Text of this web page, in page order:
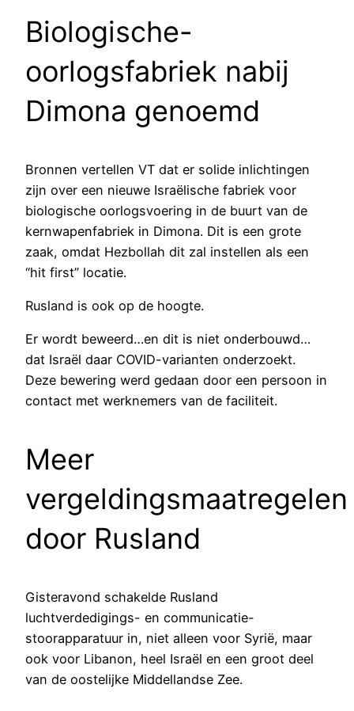
Biologische-
oorlogsfabriek nabij
Dimona genoemd
Bronnen vertellen VT dat er solide inlichtingen
zijn over een nieuwe Israëlische fabriek voor
biologische oorlogsvoering in de buurt van de
kernwapenfabriek in Dimona. Dit is een grote
zaak, omdat Hezbollah dit zal instellen als een
“hit first” locatie.
Rusland is ook op de hoogte.
Er wordt beweerd…en dit is niet onderbouwd…
dat Israël daar COVID-varianten onderzoekt.
Deze bewering werd gedaan door een persoon in
contact met werknemers van de faciliteit.
Meer
vergeldingsmaatregelen
door Rusland
Gisteravond schakelde Rusland
luchtverdedigings- en communicatie-
stoorapparatuur in, niet alleen voor Syrië, maar
ook voor Libanon, heel Israël en een groot deel
van de oostelijke Middellandse Zee.